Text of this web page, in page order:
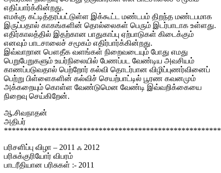
எதிப்பார்க்கின்றது.
எமக்கு கட்டித்தரப்பட்டுள்ள இக்கூட்ட மண்டபம் திறந்த மண்டபமாக
இருப்பதால் காகங்களின் தொல்லைகள் பெரும் இடர்பாடாக உள்ளது.
எதிர்காலத்தில் இதற்கான பாதுகாப்பு ஏற்பாடுகள் கிடைக்கும்
எனவும் பாடசாலைச் சமூகம் எதிர்பார்க்கின்றது.
இவ்வாறான பௌதீக வளங்கள் நிறைவடையும் போது எமது
பெறுபேறுகளும் உயர்நிலையில் பேணப்பட வேண்டிய அவசியம்
காணப்படுவதால் பெற்றோர் கல்வி தொடர்பான விழிப்புணர்வினைப்
பெற்று பிள்ளைகளின் கல்விச் செயற்பாட்டில் பூரண கவனமும்
அக்கறையும் கொள்ள வேண்டுமென வேண்டி இவ்வறிக்கையை
நிறைவு செய்கிறேன்.
ஆ.சிவநாதன்
அதிபர்
பரிசளிப்பு விழா – 2011 ஃ 2012
பரிசுக்குரியோர் விபரம்
பாடரீதியான பரிசுகள் :- 2011